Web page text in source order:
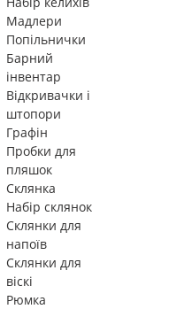
Мадлери
Попільнички
Барний
інвентар
Відкривачки і
штопори
Графін
Пробки для
пляшок
Склянка
Набір склянок
Склянки для
напоїв
Склянки для
віскі
Рюмка